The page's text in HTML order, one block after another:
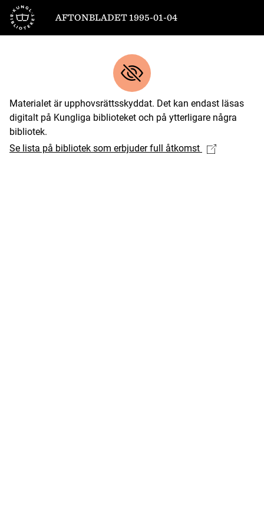
Till startsidan
AFTONBLADET 1995-01-04
Materialet är upphovsrättsskyddat. Det kan endast läsas
digitalt på Kungliga biblioteket och på ytterligare några
bibliotek.
Se lista på bibliotek som erbjuder full åtkomst